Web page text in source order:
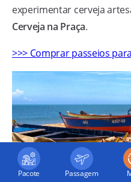
experimentar cerveja
Cerveja na Praça.
>>> Comprar passeios
Pacote Passagem